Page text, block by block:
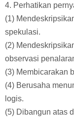
4. Perhatikan
(1)
spekulasi.
(2)
observasi
(3) Membicarakan
(4) Berusaha
logis.
(5) Dibangun atas